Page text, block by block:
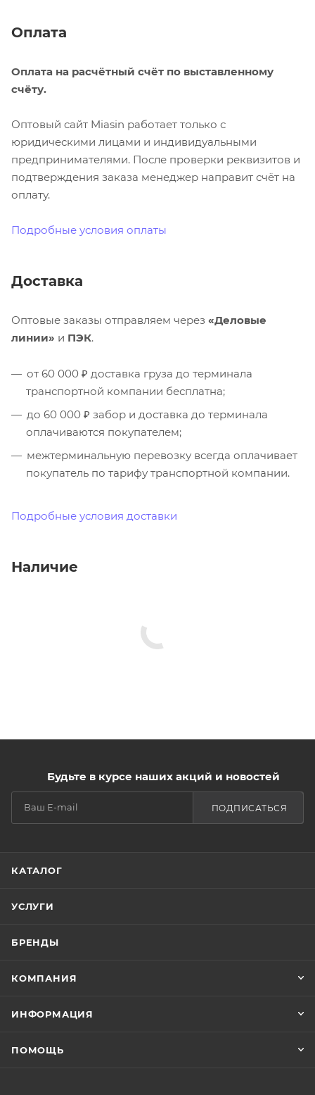
Оплата
Оплата на расчётный счёт по выставленному
счёту.
Оптовый сайт Miasin работает только с
юридическими лицами и индивидуальными
предпринимателями. После проверки реквизитов и
подтверждения заказа менеджер направит счёт на
оплату.
Подробные условия оплаты
Доставка
Оптовые заказы отправляем через «Деловые
линии» и ПЭК.
от 60 000 ₽ доставка груза до терминала
транспортной компании бесплатна;
до 60 000 ₽ забор и доставка до терминала
оплачиваются покупателем;
межтерминальную перевозку всегда оплачивает
покупатель по тарифу транспортной компании.
Подробные условия доставки
Наличие
Будьте в курсе наших акций и новостей
ПОДПИСАТЬСЯ
КАТАЛОГ
УСЛУГИ
БРЕНДЫ
КОМПАНИЯ
ИНФОРМАЦИЯ
ПОМОЩЬ